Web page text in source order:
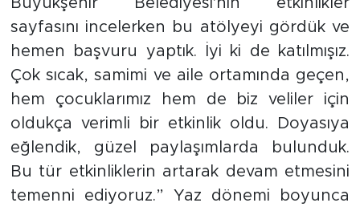
Büyükşehir Belediyesi'nin etkinlikler
sayfasını incelerken bu atölyeyi gördük ve
hemen başvuru yaptık. İyi ki de katılmışız.
Çok sıcak, samimi ve aile ortamında geçen,
hem çocuklarımız hem de biz veliler için
oldukça verimli bir etkinlik oldu. Doyasıya
eğlendik, güzel paylaşımlarda bulunduk.
Bu tür etkinliklerin artarak devam etmesini
temenni ediyoruz.” Yaz dönemi boyunca